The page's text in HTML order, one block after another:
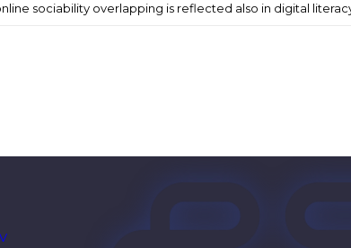
sociability overlapping is reflected also in digital